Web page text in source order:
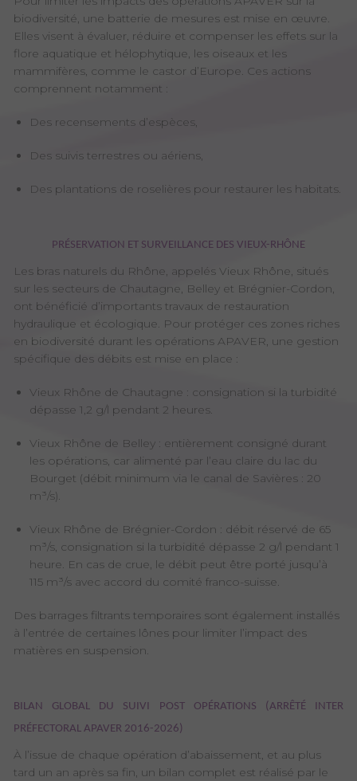
biodiversité, une batterie de mesures est mise en œuvre.
Elles visent à évaluer, réduire et compenser les effets sur la
flore aquatique et hélophytique, les oiseaux et les
mammifères, comme le castor d’Europe. Ces actions
comprennent notamment :
Des recensements d’espèces,
Des suivis terrestres ou aériens,
Des plantations de roselières pour restaurer les habitats.
PRÉSERVATION ET SURVEILLANCE DES VIEUX-RHÔNE
Les bras naturels du Rhône, appelés Vieux Rhône, situés
sur les secteurs de Chautagne, Belley et Brégnier-Cordon,
ont bénéficié d’importants travaux de restauration
hydraulique et écologique. Pour protéger ces zones riches
en biodiversité durant les opérations APAVER, une gestion
spécifique des débits est mise en place :
Vieux Rhône de Chautagne : consignation si la turbidité
dépasse 1,2 g/l pendant 2 heures.
Vieux Rhône de Belley : entièrement consigné durant
les opérations, car alimenté par l’eau claire du lac du
Bourget (débit minimum via le canal de Savières : 20
m³/s).
Vieux Rhône de Brégnier-Cordon : débit réservé de 65
m³/s, consignation si la turbidité dépasse 2 g/l pendant 1
heure. En cas de crue, le débit peut être porté jusqu’à
115 m³/s avec accord du comité franco-suisse.
Des barrages filtrants temporaires sont également installés
à l’entrée de certaines lônes pour limiter l’impact des
matières en suspension.
BILAN GLOBAL DU SUIVI POST OPÉRATIONS (ARRÊTÉ INTER
PRÉFECTORAL APAVER 2016-2026)
À l’issue de chaque opération d’abaissement, et au plus
tard un an après sa fin, un bilan complet est réalisé par le